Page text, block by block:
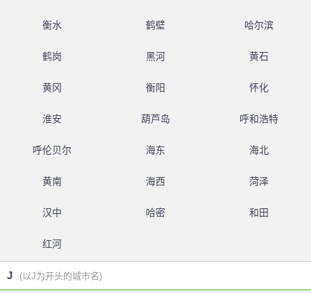
衡水 鹤壁 哈尔滨
鹤岗 黑河 黄石
黄冈 衡阳 怀化
淮安 葫芦岛 呼和浩特
呼伦贝尔 海东 海北
黄南 海西 菏泽
汉中 哈密 和田
红河
J (以J为开头的城市名)